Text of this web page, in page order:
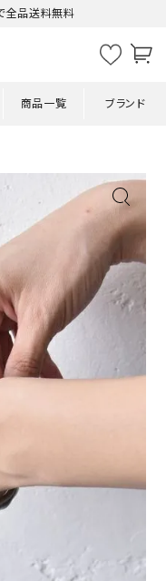
全品送料無料
商品一覧 ブランド